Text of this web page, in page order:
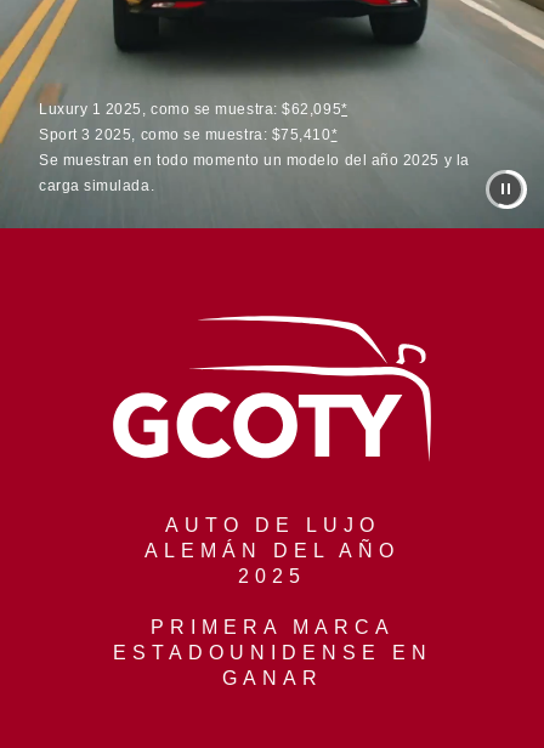
Luxury 1 2025, como se muestra: $62,095*
Sport 3 2025, como se muestra: $75,410*
Se muestran en todo momento un modelo del año 2025 y la
carga simulada.
AUTO DE LUJO
ALEMÁN DEL AÑO
2025
PRIMERA MARCA
ESTADOUNIDENSE EN
GANAR